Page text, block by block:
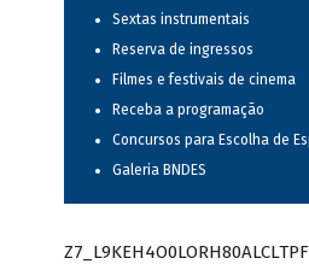
Sextas instrumentais
Reserva de ingressos
Filmes e festivais de cinema
Receba a programação
Concursos para Escolha de
Galeria BNDES